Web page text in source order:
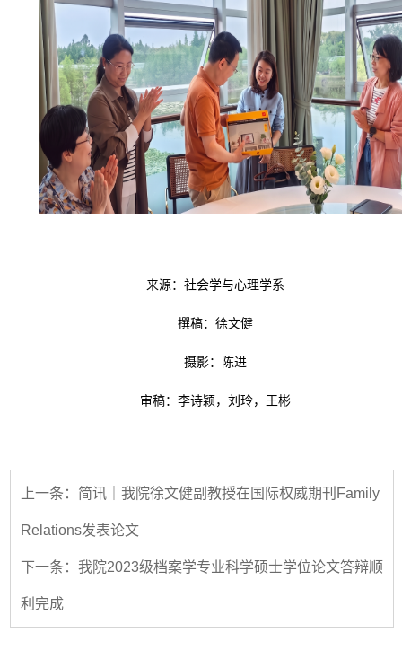
来源：社会学与心理学系
撰稿：徐文健
摄影：陈进
审稿：李诗颖，刘玲，王彬
上一条：简讯｜我院徐文健副教授在国际权威期刊Family
Relations发表论文
下一条：我院2023级档案学专业科学硕士学位论文答辩顺
利完成